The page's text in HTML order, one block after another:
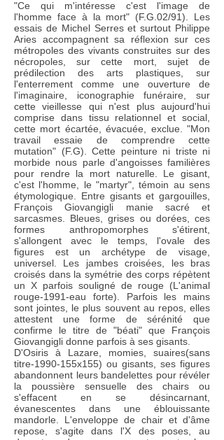
"Ce qui m'intéresse c'est l'image de
l'homme face à la mort" (F.G.02/91). Les
essais de Michel Serres et surtout Philippe
Aries accompagnent sa réflexion sur ces
métropoles des vivants construites sur des
nécropoles, sur cette mort, sujet de
prédilection des arts plastiques, sur
l'enterrement comme une ouverture de
l'imaginaire, iconographie funéraire, sur
cette vieillesse qui n'est plus aujourd'hui
comprise dans tissu relationnel et social,
cette mort écartée, évacuée, exclue. "Mon
travail essaie de comprendre cette
mutation" (F.G). Cette peinture ni triste ni
morbide nous parle d'angoisses familières
pour rendre la mort naturelle. Le gisant,
c'est l'homme, le "martyr", témoin au sens
étymologique. Entre gisants et gargouilles,
François Giovangigli manie sacré et
sarcasmes. Bleues, grises ou dorées, ces
formes anthropomorphes s'étirent,
s'allongent avec le temps, l'ovale des
figures est un archétype de visage,
universel. Les jambes croisées, les bras
croisés dans la symétrie des corps répètent
un X parfois souligné de rouge (L'animal
rouge-1991-eau forte). Parfois les mains
sont jointes, le plus souvent au repos, elles
attestent une forme de sérénité que
confirme le titre de "béati" que François
Giovangigli donne parfois à ses gisants.
D'Osiris à Lazare, momies, suaires(sans
titre-1990-155x155) ou gisants, ses figures
abandonnent leurs bandelettes pour révéler
la poussière sensuelle des chairs ou
s'effacent en se désincarnant,
évanescentes dans une éblouissante
mandorle. L'enveloppe de chair et d'âme
repose, s'agite dans l'X des poses, au